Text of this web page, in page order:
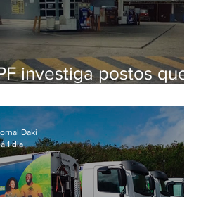
investiga postos que
de secretário
em 2020
Daki
1 dia